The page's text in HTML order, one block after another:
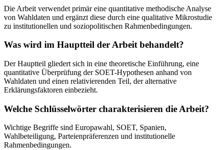
Die Arbeit verwendet primär eine quantitative methodische Analyse
von Wahldaten und ergänzt diese durch eine qualitative Mikrostudie
zu institutionellen und soziopolitischen Rahmenbedingungen.
Was wird im Hauptteil der Arbeit behandelt?
Der Hauptteil gliedert sich in eine theoretische Einführung, eine
quantitative Überprüfung der SOET-Hypothesen anhand von
Wahldaten und einen relativierenden Teil, der alternative
Erklärungsfaktoren einbezieht.
Welche Schlüsselwörter charakterisieren die Arbeit?
Wichtige Begriffe sind Europawahl, SOET, Spanien,
Wahlbeteiligung, Parteienpräferenzen und institutionelle
Rahmenbedingungen.